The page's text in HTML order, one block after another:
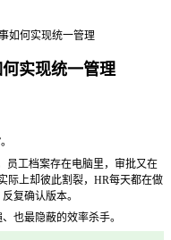
如何实现统一管理
实现统一管理
员工档案存在电脑里，审批又在
际上却彼此割裂，HR每天都在做
复确认版本。
也最隐蔽的效率杀手。